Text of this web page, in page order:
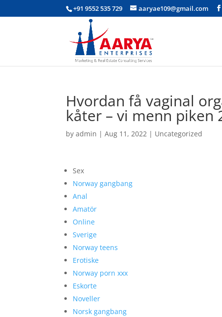
+91 9552 535 729 aaryae109@gmail.com
Hvordan få vaginal
kåter – vi menn piken
byadmin |Aug 11, 2022 | Uncategorized
Sex
Norway gangbang
Anal
Amatör
Online
Sverige
Norway teens
Erotiske
Norway porn xxx
Eskorte
Noveller
Norsk gangbang